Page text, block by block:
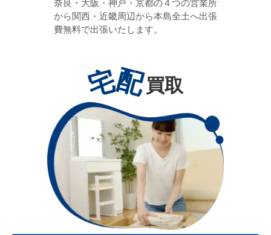
奈良・大阪・神戸・京都の４つの営業所
から関西・近畿周辺から本島全土へ出張
費無料で出張いたします。
宅配買取